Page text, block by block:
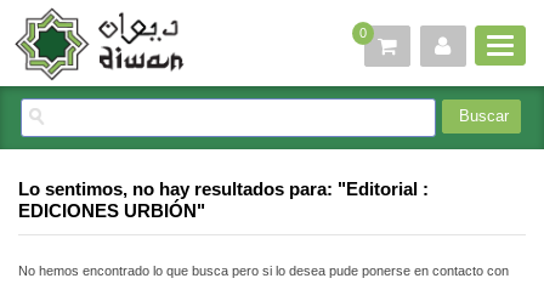
0
Lo sentimos, no hay resultados para: "Editorial :
EDICIONES URBIÓN"
No hemos encontrado lo que busca pero si lo desea pude ponerse en contacto con